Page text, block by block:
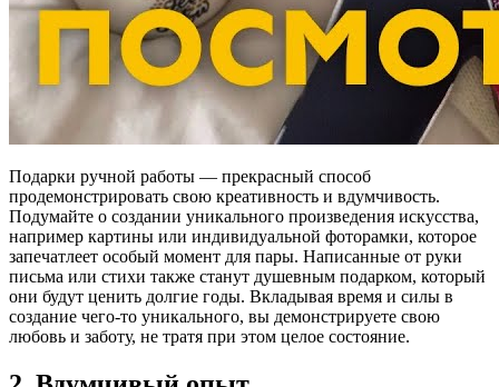
Подарки ручной работы — прекрасный способ
продемонстрировать свою креативность и вдумчивость.
Подумайте о создании уникального произведения искусства,
например картины или индивидуальной фоторамки, которое
запечатлеет особый момент для пары. Написанные от руки
письма или стихи также станут душевным подарком, который
они будут ценить долгие годы. Вкладывая время и силы в
создание чего-то уникального, вы демонстрируете свою
любовь и заботу, не тратя при этом целое состояние.